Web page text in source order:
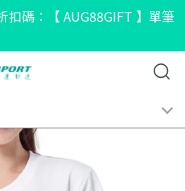
碼：【 AUG88GIFT 】單筆